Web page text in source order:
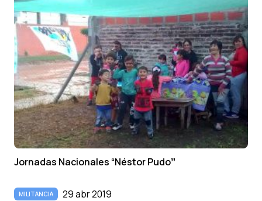
Jornadas Nacionales “Néstor Pudoˮ
MILITANCIA 29 abr 2019